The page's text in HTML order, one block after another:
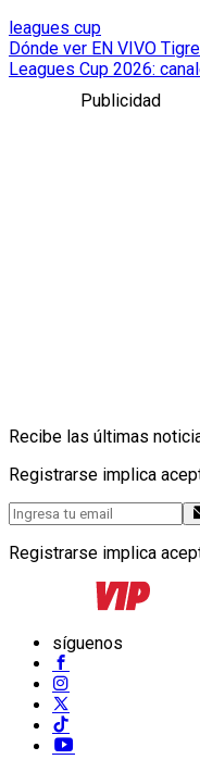
leagues cup
Dónde ver EN VIVO
Leagues Cup 2026:
Publicidad
Recibe las últimas
Registrarse implica
Registrarse implica
síguenos